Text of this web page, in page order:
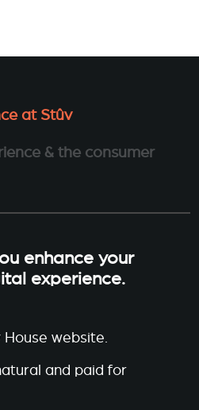
at Stûv
& the consumer
enhance your
experience.
website.
and paid for